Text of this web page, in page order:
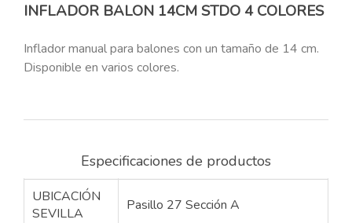
INFLADOR BALON 14CM STDO 4 COLORES
Inflador manual para balones con un tamaño de 14 cm.
Disponible en varios colores.
Especificaciones de productos
UBICACIÓN
SEVILLA
Pasillo 27 Sección A